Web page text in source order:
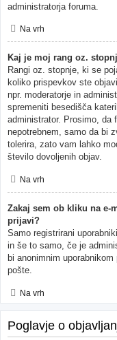
administratorja foruma.
Na vrh
Kaj je moj rang oz.
Rangi oz. stopnje, ki se
koliko prispevkov ste
npr. moderatorje in
spremeniti besedišča
administrator. Prosimo, da
nepotrebnem, samo da bi
tolerira, zato vam lahko
število dovoljenih objav.
Na vrh
Zakaj sem ob kliku na e-
prijavi?
Samo registrirani
in še to samo, če je
bi anonimnim
pošte.
Na vrh
Poglavje o